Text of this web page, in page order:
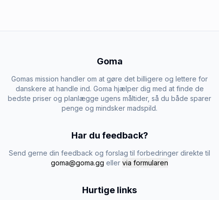
Goma
Gomas mission handler om at gøre det billigere og lettere for
danskere at handle ind. Goma hjælper dig med at finde de
bedste priser og planlægge ugens måltider, så du både sparer
penge og mindsker madspild.
Har du feedback?
Send gerne din feedback og forslag til forbedringer direkte til
goma@goma.gg eller via formularen
Hurtige links